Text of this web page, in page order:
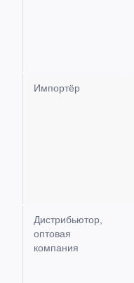
Импортёр
Дистрибьютор,
оптовая
компания